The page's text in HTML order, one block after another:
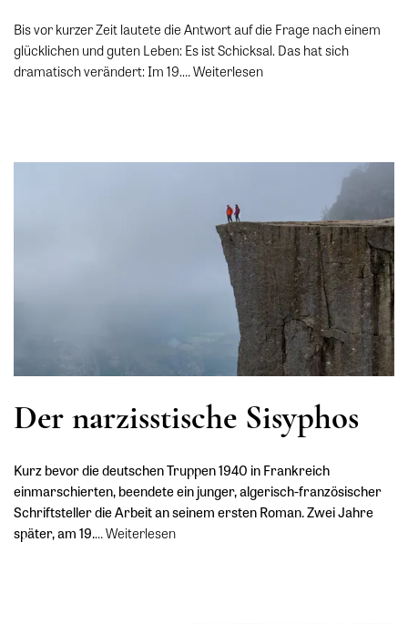
Bis vor kurzer Zeit lautete die Antwort auf die Frage nach einem
glücklichen und guten Leben: Es ist Schicksal. Das hat sich
dramatisch verändert: Im 19.…Weiterlesen
Der narzisstische Sisyphos
Kurz bevor die deutschen Truppen 1940 in Frankreich
einmarschierten, beendete ein junger, algerisch-französischer
Schriftsteller die Arbeit an seinem ersten Roman. Zwei Jahre
später, am 19.…Weiterlesen